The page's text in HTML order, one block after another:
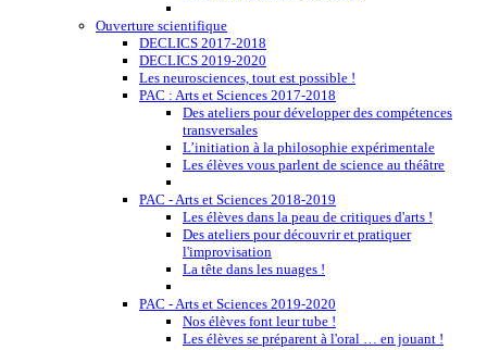
Ouverture scientifique
DECLICS 2017-2018
DECLICS 2019-2020
Les neurosciences, tout est possible !
PAC : Arts et Sciences 2017-2018
Des ateliers pour développer des compétences
transversales
L’initiation à la philosophie expérimentale
Les élèves vous parlent de science au théâtre
PAC - Arts et Sciences 2018-2019
Les élèves dans la peau de critiques d'arts !
Des ateliers pour découvrir et pratiquer
l'improvisation
La tête dans les nuages !
PAC - Arts et Sciences 2019-2020
Nos élèves font leur tube !
Les élèves se préparent à l'oral … en jouant !